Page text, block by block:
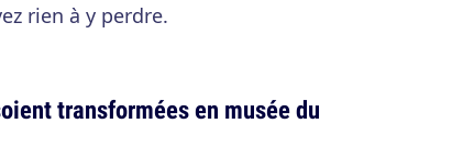
rien à y perdre.
transformées en musée du